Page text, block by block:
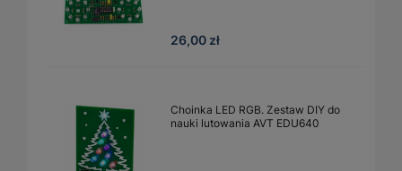
26,00 zł
Choinka LED RGB. Zestaw DIY do
nauki lutowania AVT EDU640